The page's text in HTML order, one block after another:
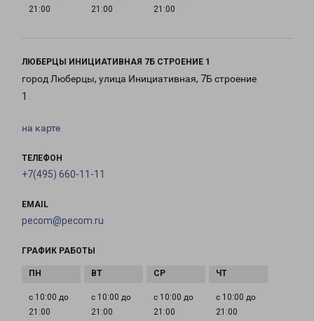
21:00
21:00
21:00
ЛЮБЕРЦЫ ИНИЦИАТИВНАЯ 7Б СТРОЕНИЕ 1
город Люберцы, улица Инициативная, 7Б строение
1
на карте
ТЕЛЕФОН
+7(495) 660-11-11
EMAIL
pecom@pecom.ru
ГРАФИК РАБОТЫ
с 10:00 до
21:00
с 10:00 до
21:00
с 10:00 до
21:00
с 10:00 до
21:00